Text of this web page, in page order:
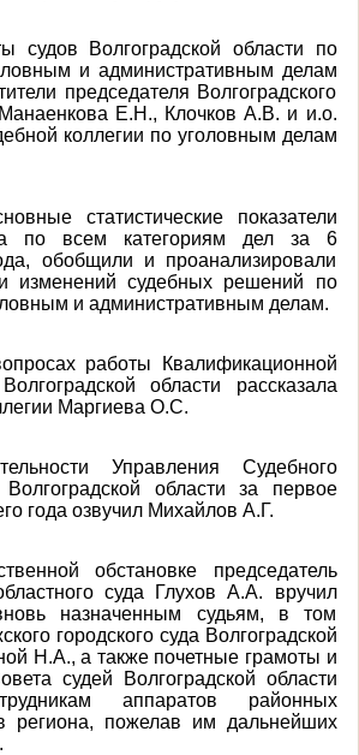
судов Волгоградской области по
и административным делам
председателя Волгоградского
Манаенкова Е.Н., Клочков А.В. и и.о.
коллегии по уголовным делам
статистические показатели
по всем категориям дел за 6
обобщили и проанализировали
изменений судебных решений по
и административным делам.
работы Квалификационной
области рассказала
Маргиева О.С.
Управления Судебного
области за первое
года озвучил Михайлов А.Г.
обстановке председатель
суда Глухов А.А. вручил
назначенным судьям, в том
городского суда Волгоградской
Н.А., а также почетные грамоты и
судей Волгоградской области
аппаратов районных
региона, пожелав им дальнейших